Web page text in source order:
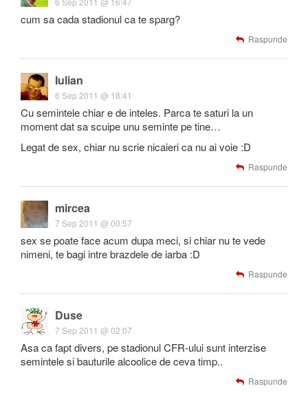
cum sa cada stadionul ca te sparg?
Raspunde
Iulian
6 Sep 2011 @ 18:41
Cu semintele chiar e de inteles. Parca te saturi la un
moment dat sa scuipe unu seminte pe tine…
Legat de sex, chiar nu scrie nicaieri ca nu ai voie :D
Raspunde
mircea
7 Sep 2011 @ 00:57
sex se poate face acum dupa meci, si chiar nu te vede
nimeni, te bagi intre brazdele de iarba :D
Raspunde
Duse
7 Sep 2011 @ 02:07
Asa ca fapt divers, pe stadionul CFR-ului sunt interzise
semintele si bauturile alcoolice de ceva timp..
Raspunde